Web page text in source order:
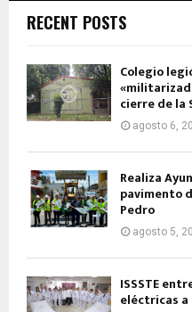
RECENT POSTS
Colegio
cierre de la
agosto 6,
Realiza
pavimento
Pedro
agosto 5,
ISSSTE
eléctricas a